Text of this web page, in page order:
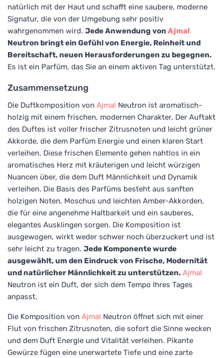
natürlich mit der Haut und schafft eine saubere, moderne
Signatur, die von der Umgebung sehr positiv
wahrgenommen wird. Jede Anwendung von Ajmal
Neutron bringt ein Gefühl von Energie, Reinheit und
Bereitschaft, neuen Herausforderungen zu begegnen.
Es ist ein Parfüm, das Sie an einem aktiven Tag unterstützt.
Zusammensetzung
Die Duftkomposition von Ajmal Neutron ist aromatisch-
holzig mit einem frischen, modernen Charakter. Der Auftakt
des Duftes ist voller frischer Zitrusnoten und leicht grüner
Akkorde, die dem Parfüm Energie und einen klaren Start
verleihen. Diese frischen Elemente gehen nahtlos in ein
aromatisches Herz mit kräuterigen und leicht würzigen
Nuancen über, die dem Duft Männlichkeit und Dynamik
verleihen. Die Basis des Parfüms besteht aus sanften
holzigen Noten, Moschus und leichten Amber-Akkorden,
die für eine angenehme Haltbarkeit und ein sauberes,
elegantes Ausklingen sorgen. Die Komposition ist
ausgewogen, wirkt weder schwer noch überzuckert und ist
sehr leicht zu tragen. Jede Komponente wurde
ausgewählt, um den Eindruck von Frische, Modernität
und natürlicher Männlichkeit zu unterstützen. Ajmal
Neutron ist ein Duft, der sich dem Tempo Ihres Tages
anpasst.
Die Komposition von Ajmal Neutron öffnet sich mit einer
Flut von frischen Zitrusnoten, die sofort die Sinne wecken
und dem Duft Energie und Vitalität verleihen. Pikante
Gewürze fügen eine unerwartete Tiefe und eine zarte